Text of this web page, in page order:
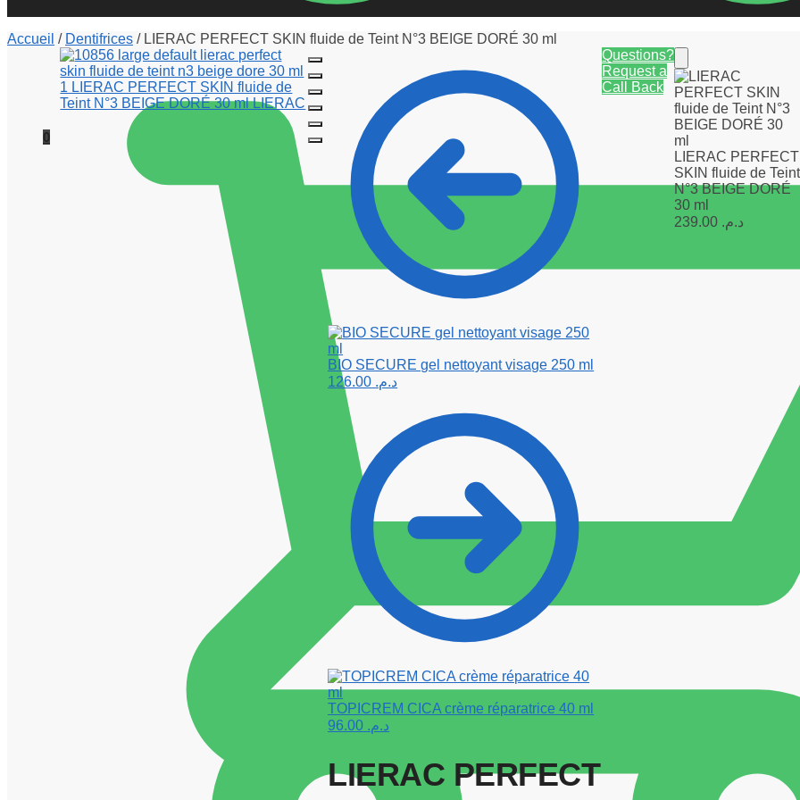
0
Accueil / Dentifrices / LIERAC PERFECT SKIN fluide de Teint N°3 BEIGE DORÉ 30 ml
BIO SECURE gel nettoyant visage 250 ml
د.م.
TOPICREM CICA crème réparatrice 40 ml
د.م.
LIERAC PERFECT
Questions?
Request a
Call Back
LIERAC PERFECT
SKIN fluide de Teint
N°3 BEIGE DORÉ
30 ml
د.م.